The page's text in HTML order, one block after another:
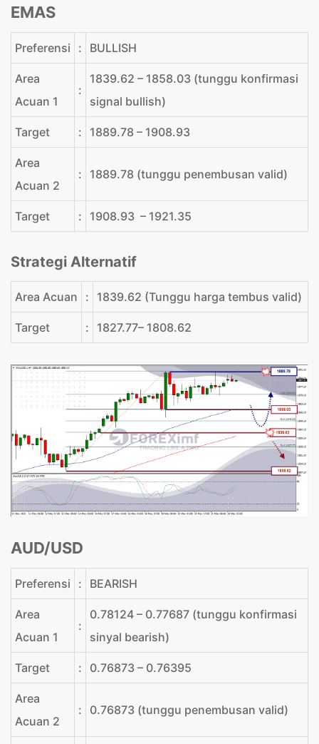
EMAS
Preferensi : BULLISH
Area
Acuan 1
:
1839.62 – 1858.03 (tunggu konfirmasi
signal bullish)
Target : 1889.78 – 1908.93
Area
Acuan 2
: 1889.78 (tunggu penembusan valid)
Target : 1908.93 – 1921.35
Strategi Alternatif
Area Acuan : 1839.62 (Tunggu harga tembus valid)
Target : 1827.77– 1808.62
AUD/USD
Preferensi : BEARISH
Area
Acuan 1
:
0.78124 – 0.77687 (tunggu konfirmasi
sinyal bearish)
Target : 0.76873 – 0.76395
Area
Acuan 2
: 0.76873 (tunggu penembusan valid)